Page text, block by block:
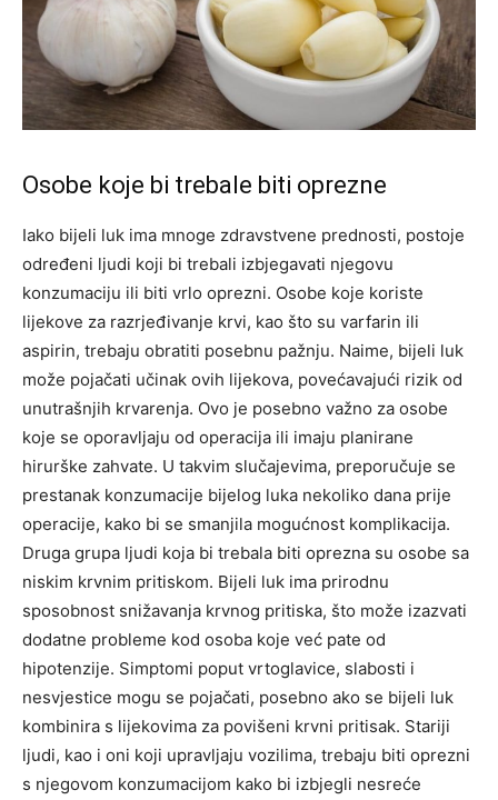
Osobe koje bi trebale biti oprezne
Iako bijeli luk ima mnoge zdravstvene prednosti, postoje
određeni ljudi koji bi trebali izbjegavati njegovu
konzumaciju ili biti vrlo oprezni. Osobe koje koriste
lijekove za razrjeđivanje krvi, kao što su varfarin ili
aspirin, trebaju obratiti posebnu pažnju. Naime, bijeli luk
može pojačati učinak ovih lijekova, povećavajući rizik od
unutrašnjih krvarenja. Ovo je posebno važno za osobe
koje se oporavljaju od operacija ili imaju planirane
hirurške zahvate. U takvim slučajevima, preporučuje se
prestanak konzumacije bijelog luka nekoliko dana prije
operacije, kako bi se smanjila mogućnost komplikacija.
Druga grupa ljudi koja bi trebala biti oprezna su osobe sa
niskim krvnim pritiskom. Bijeli luk ima prirodnu
sposobnost snižavanja krvnog pritiska, što može izazvati
dodatne probleme kod osoba koje već pate od
hipotenzije. Simptomi poput vrtoglavice, slabosti i
nesvjestice mogu se pojačati, posebno ako se bijeli luk
kombinira s lijekovima za povišeni krvni pritisak. Stariji
ljudi, kao i oni koji upravljaju vozilima, trebaju biti oprezni
s njegovom konzumacijom kako bi izbjegli nesreće